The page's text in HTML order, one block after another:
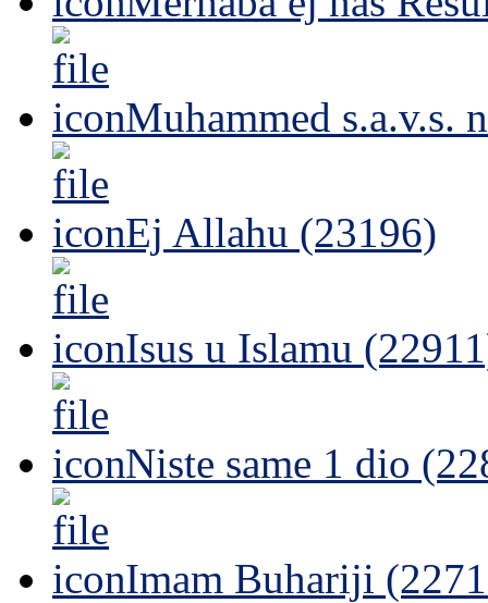
Muhammed s.a.v.s.
Ej Allahu (23196)
Isus u Islamu
Niste same 1 dio
Imam Buhariji